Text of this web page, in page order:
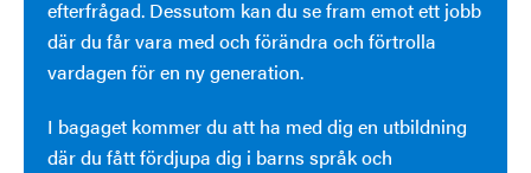
efterfrågad. Dessutom kan du se fram emot ett jobb
där du får vara med och förändra och förtrolla
vardagen för en ny generation.
I bagaget kommer du att ha med dig en utbildning
där du fått fördjupa dig i barns språk och